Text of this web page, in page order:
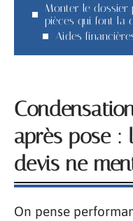
Monter le dossier
pièces qui font la
Aides
après pose :
devis ne
On pense